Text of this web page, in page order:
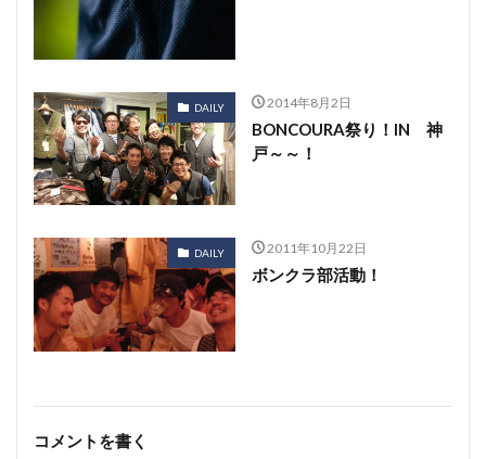
DAILY 2014年8月2日
BONCOURA祭り！IN 神
戸～～！
DAILY 2011年10月22日
ボンクラ部活動！
コメントを書く